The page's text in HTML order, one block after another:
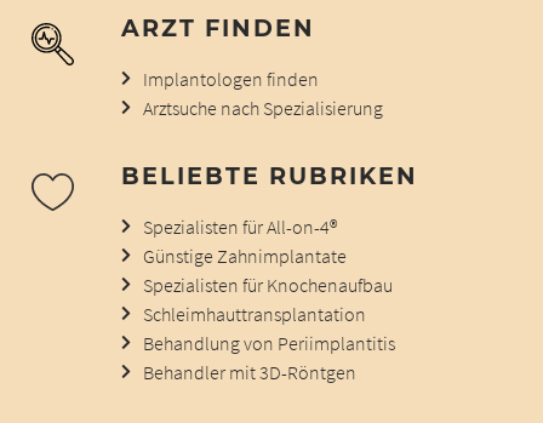
ARZT FINDEN
Implantologen finden
Arztsuche nach Spezialisierung
BELIEBTE RUBRIKEN
Spezialisten für All-on-4®
Günstige Zahnimplantate
Spezialisten für Knochenaufbau
Schleimhauttransplantation
Behandlung von Periimplantitis
Behandler mit 3D-Röntgen